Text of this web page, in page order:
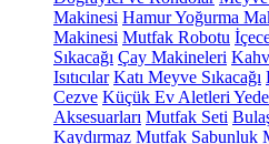
Makinesi Hamur Yoğurma
Makinesi Mutfak Robotu
Sıkacağı Çay Makineleri
Isıtıcılar Katı Meyve Sıkacağı
Cezve Küçük Ev Aletleri
Aksesuarları Mutfak Seti
Kaydırmaz Mutfak Sabunluk